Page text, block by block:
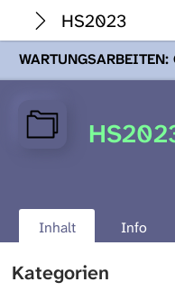
HS2023
WARTUNGSARBEITEN:
PODCASTS & TOBIRA
Wartungsarbeiten an
Servern werden Ihnen
Inhalt Info
Kategorien